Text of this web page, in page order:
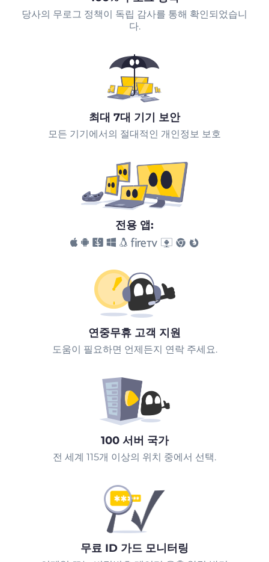
당사의 무로그 정책이 독립 감사를 통해 확인되었습니
다.
최대 7대 기기 보안
모든 기기에서의 절대적인 개인정보 보호
전용 앱:
연중무휴 고객 지원
도움이 필요하면 언제든지 연락 주세요.
100 서버 국가
전 세계 115개 이상의 위치 중에서 선택.
무료 ID 가드 모니터링